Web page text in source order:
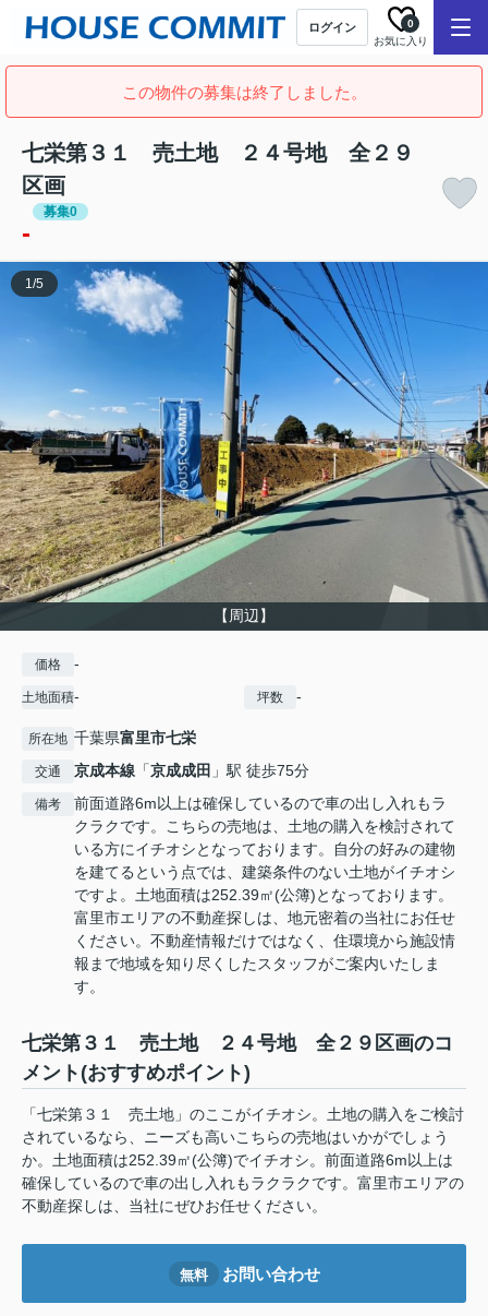
ログイン
お気に入り
0
この物件の募集は終了しました。
七栄第３１ 売土地 ２４号地 全２９
区画
募集0
-
【周辺】
1/5
価格 -
土地面積- 坪数 -
所在地 千葉県富里市七栄
交通 京成本線 「京成成田 」駅 徒歩75分
備考
前面道路6m以上は確保しているので車の出し入れもラ
クラクです。こちらの売地は、土地の購入を検討されて
いる方にイチオシとなっております。自分の好みの建物
を建てるという点では、建築条件のない土地がイチオシ
ですよ。土地面積は252.39㎡(公簿)となっております。
富里市エリアの不動産探しは、地元密着の当社にお任せ
ください。不動産情報だけではなく、住環境から施設情
報まで地域を知り尽くしたスタッフがご案内いたしま
す。
七栄第３１ 売土地 ２４号地 全２９区画のコ
メント(おすすめポイント)
「七栄第３１ 売土地」のここがイチオシ。土地の購入をご検討
されているなら、ニーズも高いこちらの売地はいかがでしょう
か。土地面積は252.39㎡(公簿)でイチオシ。前面道路6m以上は
確保しているので車の出し入れもラクラクです。富里市エリアの
不動産探しは、当社にぜひお任せください。
無料 お問い合わせ